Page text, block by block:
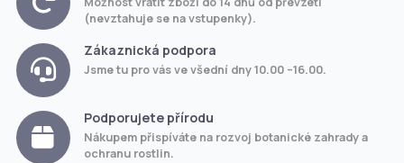
(nevztahuje se na vstupenky).
Zákaznická podpora
Jsme tu pro vás ve všední dny 10.00 –16.00.
Podporujete přírodu
Nákupem přispíváte na rozvoj botanické zahrady a
ochranu rostlin.